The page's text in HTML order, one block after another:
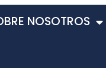
NOSOTROS